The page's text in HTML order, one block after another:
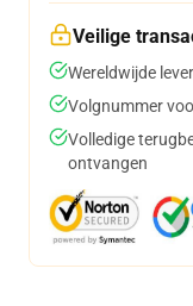
Veilige
Wereldwijde
Volgnummer
Volledige
ontvangen